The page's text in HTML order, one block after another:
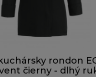
rondon
čierny - dlhý